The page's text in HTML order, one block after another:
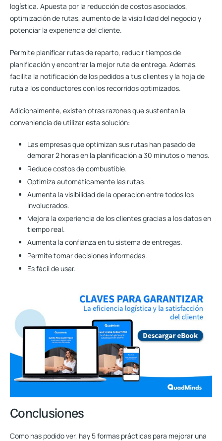
logística. Apuesta por la reducción de costos asociados,
optimización de rutas, aumento de la visibilidad del negocioy
potenciar la experiencia del cliente.
Permite planificar rutas de reparto, reducir tiempos de
planificación y encontrar la mejor ruta de entrega. Además,
facilita la notificación de los pedidos a tus clientes y la hoja de
ruta a los conductores con los recorridos optimizados.
Adicionalmente, existen otras razones que sustentan la
conveniencia de utilizar esta solución:
Las empresas que optimizan sus rutas han pasado de
demorar 2 horas en la planificación a 30 minutos o menos.
Reduce costos de combustible.
Optimiza automáticamente las rutas.
Aumenta la visibilidad de la operación entre todos los
involucrados.
Mejora la experiencia de los clientes gracias a los datos en
tiempo real.
Aumenta la confianza en tu sistema de entregas.
Permite tomar decisiones informadas.
Es fácil de usar.
Conclusiones
Como has podido ver, hay 5 formas prácticas para mejorar una